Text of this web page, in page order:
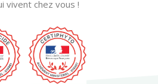
vivent chez vous !